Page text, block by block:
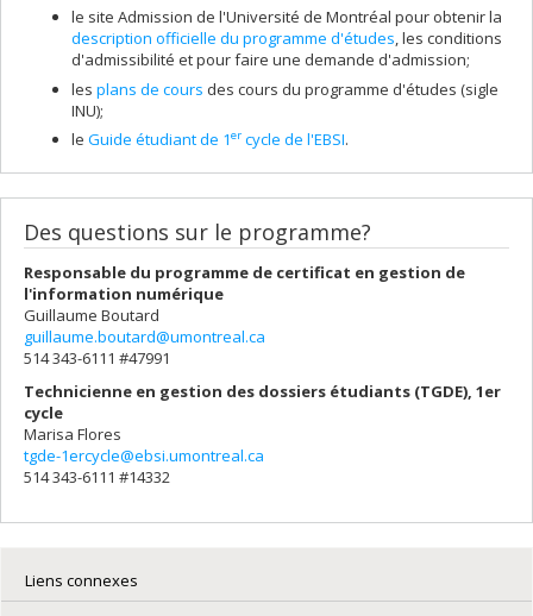
le site Admission de l'Université de Montréal pour obtenir la
description officielle du programme d'études, les conditions
d'admissibilité et pour faire une demande d'admission;
les plans de cours des cours du programme d'études (sigle
INU);
le Guide étudiant de 1er cycle de l'EBSI.
Des questions sur le programme?
Responsable du programme de certificat en gestion de
l'information numérique
Guillaume Boutard
guillaume.boutard@umontreal.ca
514 343-6111 #47991
Technicienne en gestion des dossiers étudiants (TGDE), 1er
cycle
Marisa Flores
tgde-1ercycle@ebsi.umontreal.ca
514 343-6111 #14332
Liens connexes